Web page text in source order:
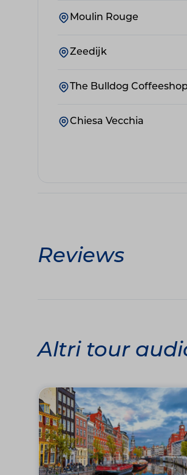
Moulin Rouge
Zeedijk
The Bulldog
Chiesa Vecchia
Reviews
Altri tour